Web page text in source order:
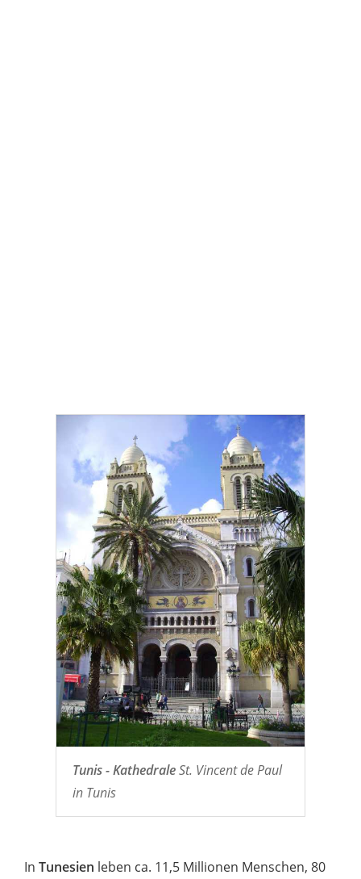
Tunis - KathedraleSt. Vincent de Paul
in Tunis
In Tunesien leben ca. 11,5 Millionen Menschen, 80